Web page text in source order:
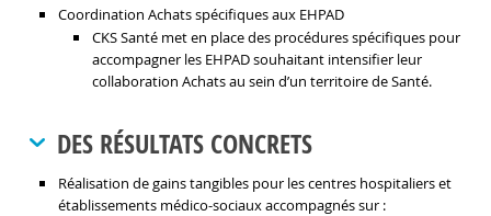
Coordination Achats spécifiques aux EHPAD
CKS Santé met en place des procédures spécifiques pour
accompagner les EHPAD souhaitant intensifier leur
collaboration Achats au sein d’un territoire de Santé.
DES RÉSULTATS CONCRETS
Réalisation de gains tangibles pour les centres hospitaliers et
établissements médico-sociaux accompagnés sur :